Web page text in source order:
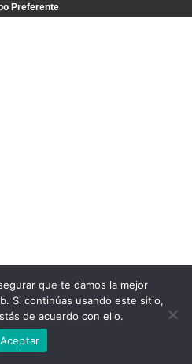
que te damos la mejor
Si continúas usando este sitio,
de acuerdo con ello.
Aceptar
Preferente